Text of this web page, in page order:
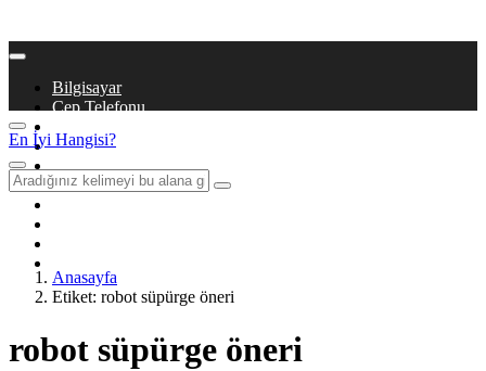
Bilgisayar
Cep Telefonu
Dizi & Film
Kitaplar
Sağlık
En İyi Hangisi?
Anasayfa
Etiket: robot süpürge öneri
robot süpürge öneri